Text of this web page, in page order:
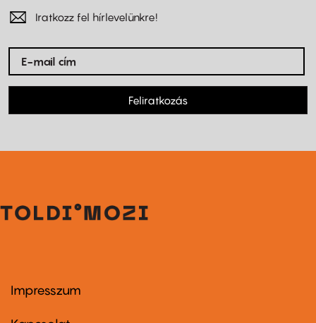
Iratkozz fel hírlevelünkre!
Feliratkozás
Footer
first
Impresszum